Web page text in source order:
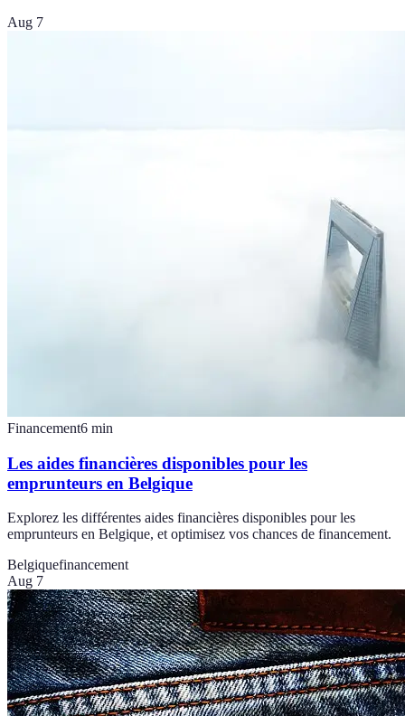
Aug 7
Financement6 min
Les aides financières disponibles pour les
emprunteurs en Belgique
Explorez les différentes aides financières disponibles pour les
emprunteurs en Belgique, et optimisez vos chances de financement.
Belgiquefinancement
Aug 7